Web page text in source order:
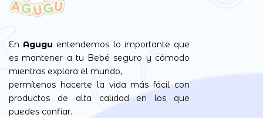
En Agugu entendemos lo importante que
es mantener a tu Bebé seguro y cómodo
mientras explora el mundo,
permítenos hacerte la vida más fácil con
productos de alta calidad en los que
puedes confiar.